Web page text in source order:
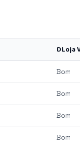
DLoja
Bom
Bom
Bom
Bom